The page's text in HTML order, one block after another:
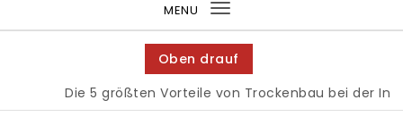
MENU
Toggle
navigation
Oben drauf
Die 5 größten Vorteile von Trockenbau bei der